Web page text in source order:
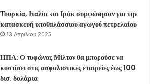
Τουρκία, Ιταλία και Ιράκ συμφώνησαν για την
κατασκευή υποθαλάσσιου αγωγού πετρελαίου
13 Απριλίου 2025
ΗΠΑ: Ο τυφώνας Μίλτον θα μπορούσε να
κοστίσει στις ασφαλιστικές εταιρείες έως 100
δισ. δολάρια